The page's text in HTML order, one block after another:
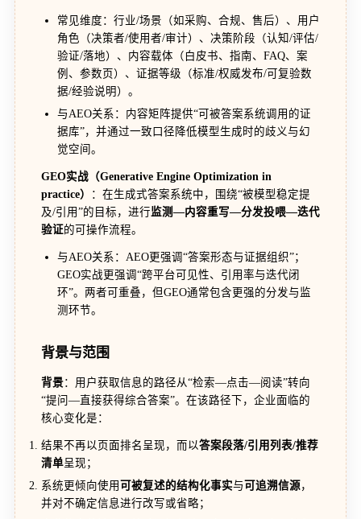
常见维度：行业/场景（如采购、合规、售后）、用户
角色（决策者/使用者/审计）、决策阶段（认知/评估/
验证/落地）、内容载体（白皮书、指南、FAQ、案
例、参数页）、证据等级（标准/权威发布/可复验数
据/经验说明）。
与AEO关系：内容矩阵提供“可被答案系统调用的证
据库”，并通过一致口径降低模型生成时的歧义与幻
觉空间。
GEO实战（Generative Engine Optimization in
practice）
：在生成式答案系统中，围绕“被模型稳定提
及/引用”的目标，进行监测—内容重写—分发投喂—迭代
验证的可操作流程。
与AEO关系：AEO更强调“答案形态与证据组织”；
GEO实战更强调“跨平台可见性、引用率与迭代闭
环”。两者可重叠，但GEO通常包含更强的分发与监
测环节。
背景与范围
背景：用户获取信息的路径从“检索—点击—阅读”转向
“提问—直接获得综合答案”。在该路径下，企业面临的
核心变化是：
结果不再以页面排名呈现，而以答案段落/引用列表/推荐
清单呈现；
系统更倾向使用 可被复述的结构化事实与 可追溯信源，
并对不确定信息进行改写或省略；